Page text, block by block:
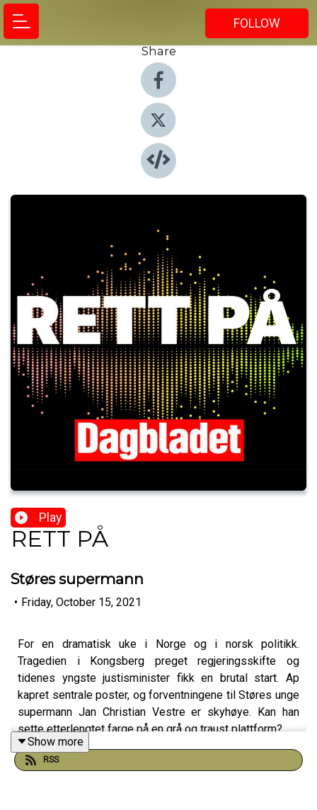
FOLLOW
Share
Play
RETT PÅ
Støres supermann
• Friday, October 15, 2021
For en dramatisk uke i Norge og i norsk politikk.
Tragedien i Kongsberg preget regjeringsskifte og
tidenes yngste justisminister fikk en brutal start. Ap
kapret sentrale poster, og forventningene til Støres unge
supermann Jan Christian Vestre er skyhøye. Kan han
sette etterlengtet farge på en grå og traust plattform?
Seeomnystudio.com/listener
Show more
RSS